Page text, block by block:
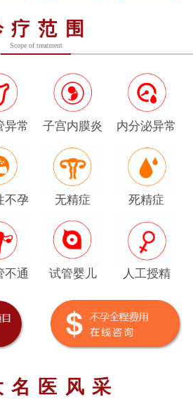
疗范围
Scope of treatment
异常 子宫内膜炎 内分泌异常
不孕 无精症 死精症
不通 试管婴儿 人工授精
名医风采